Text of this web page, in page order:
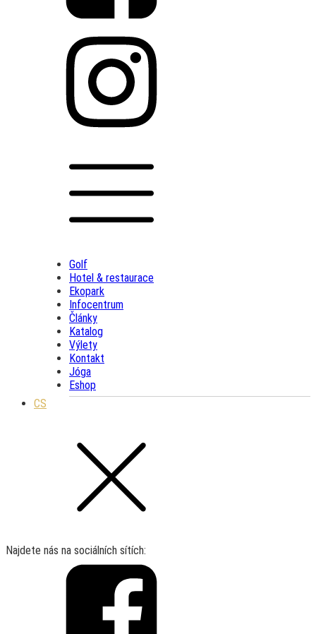
Golf
Hotel & restaurace
Ekopark
Infocentrum
Články
Katalog
Výlety
Kontakt
Jóga
Eshop
CS
Najdete nás na sociálních sítích: